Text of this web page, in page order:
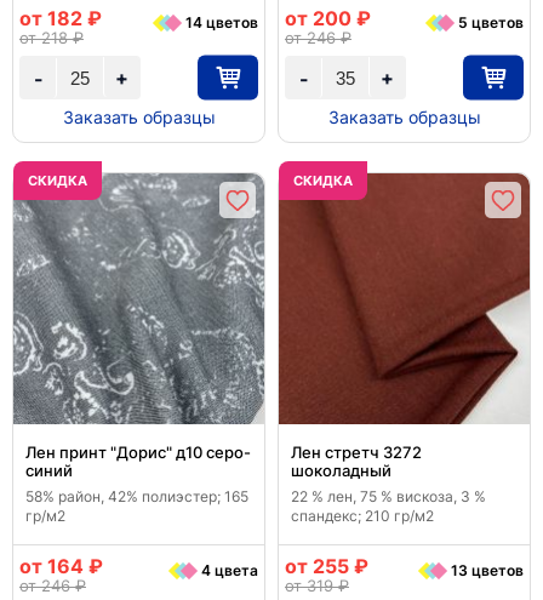
+
-
от 182 ₽
от 218 ₽
14 цветов
Заказать образцы
+
-
от 200 ₽
от 246 ₽
5 цветов
Заказать образцы
CКИДКА
Лен принт "Дорис" д10 серо-
синий
58% район, 42% полиэстер; 165
гр/м2
от 164 ₽
от 246 ₽
4 цвета
CКИДКА
Лен стретч 3272
шоколадный
22 % лен, 75 % вискоза, 3 %
спандекс; 210 гр/м2
от 255 ₽
от 319 ₽
13 цветов